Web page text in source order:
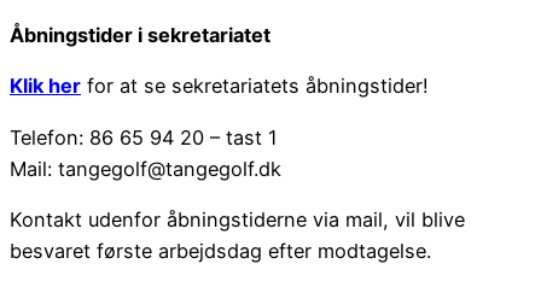
Åbningstider i sekretariatet
Klik her for at se sekretariatets åbningstider!
Telefon: 86 65 94 20 – tast 1
Mail: tangegolf@tangegolf.dk
Kontakt udenfor åbningstiderne via mail, vil blive
besvaret første arbejdsdag efter modtagelse.